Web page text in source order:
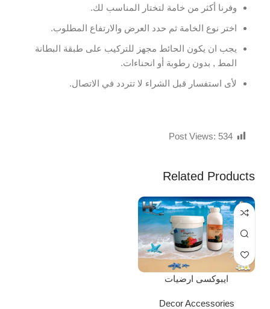
وفرنا أكثر من خامة لتختار المناسب لك.
اختر نوع الخامة ثم حدد العرض والارتفاع المطلوب.
يجب ان يكون الحائط مجهز للتركيب على طبقة البطانة
المط , بدون رطوبة أو انحناءات.
لأى استفسار قبل الشراء لا تتردد في الاتصال.
Post Views: 534
Related Products
ايبوكسى ارضيات
Decor Accessories